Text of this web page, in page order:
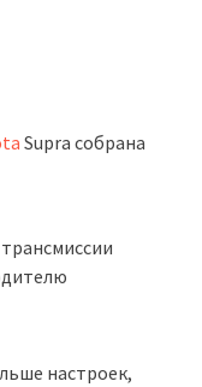
Supra собрана
настроек,